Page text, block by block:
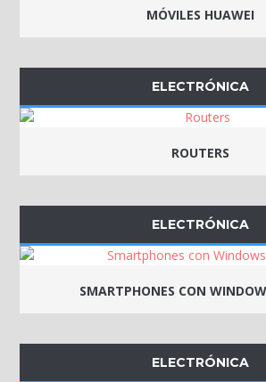
MÓVILES HUAWEI
ELECTRÓNICA
ROUTERS
ELECTRÓNICA
SMARTPHONES CON
ELECTRÓNICA